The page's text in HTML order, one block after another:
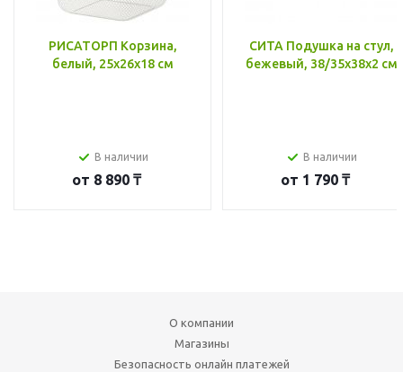
РИСАТОРП Корзина,
белый, 25x26x18 см
В наличии
от 8 890 ₸
СИТА Подушка на стул,
бежевый, 38/35x38x2 см
В наличии
от 1 790 ₸
О компании
Магазины
Безопасность онлайн платежей